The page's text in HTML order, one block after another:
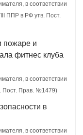
в соответствии
ППР в РФ утв. Пост.
пожаре и
фитнес клуба
в соответствии
Пост. Прав. №1479)
в
в соответствии